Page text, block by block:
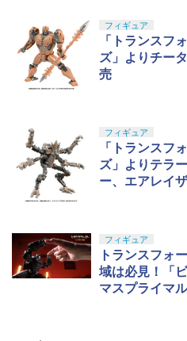
フィギュア
「トランスフ
ズ」よりチー
売
フィギュア
「トランスフ
ズ」よりテラ
ー、エアレイ
フィギュア
トランスフォ
域は必見！「
マスプライマ